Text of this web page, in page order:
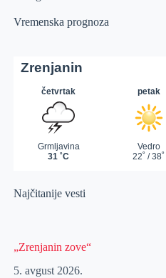
Vremenska prognoza
Najčitanije vesti
„Zrenjanin zove“
5. avgust 2026.